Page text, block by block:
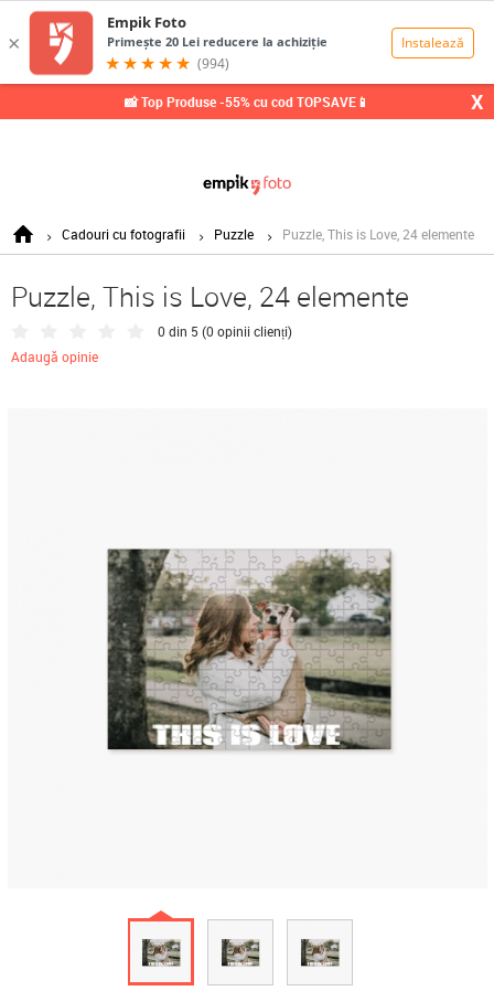
📸 Top Produse -55% cu cod TOPSAVE📱 X
Cadouri cu fotografii Puzzle Puzzle, This is Love, 24 elemente
Puzzle, This is Love, 24 elemente
0 din 5 (0 opinii clienți)
Adaugă opinie